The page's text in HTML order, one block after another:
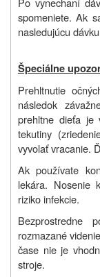
spomeniete. Ak
nasledujúcu
Špeciálne
Prehltnutie
následok
prehltne dieťa je
tekutiny
vyvolať vracanie.
Ak používate
lekára. Nosenie
riziko infekcie.
Bezprostredne
rozmazané
čase nie je
stroje.